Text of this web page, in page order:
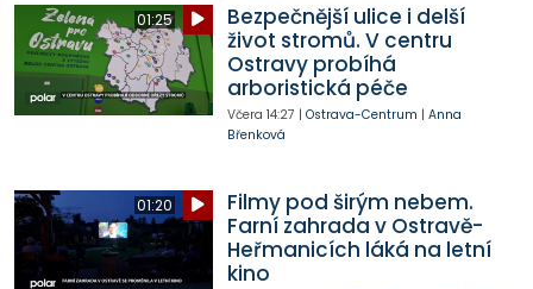
01:25
Bezpečnější ulice i delší
život stromů. V centru
Ostravy probíhá
arboristická péče
Včera 14:27 | Ostrava-Centrum | Anna
Břenková
01:20
Filmy pod širým nebem.
Farní zahrada v Ostravě-
Heřmanicích láká na letní
kino